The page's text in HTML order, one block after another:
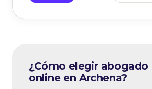
¿Cómo elegir abogado
online en Archena?